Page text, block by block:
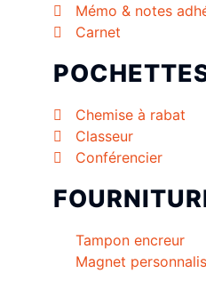
Mémo & notes
Carnet
Chemise à rabat
Classeur
Conférencier
Tampon encreur
Magnet